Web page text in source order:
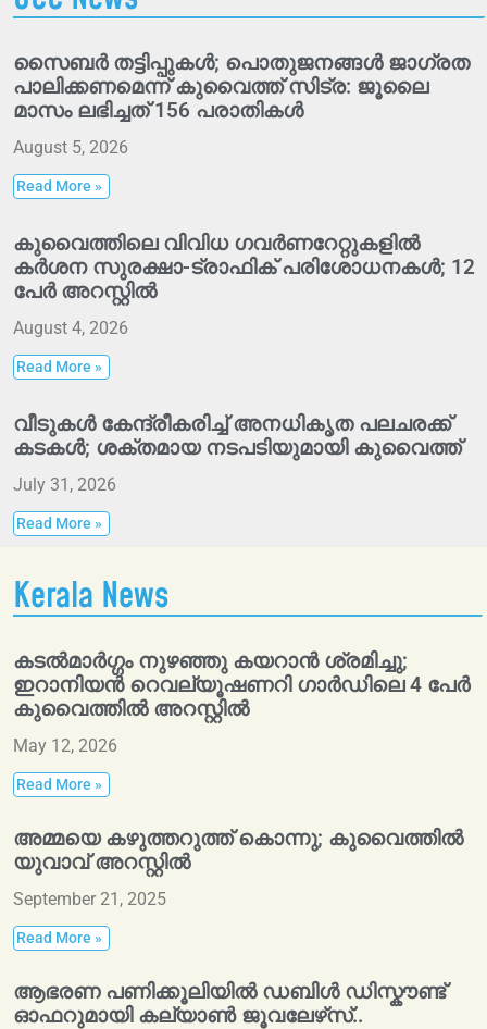
സൈബർ തട്ടിപ്പുകൾ; പൊതുജനങ്ങൾ ജാഗ്രത
പാലിക്കണമെന്ന് കുവൈത്ത് സിട്ര: ജൂലൈ
മാസം ലഭിച്ചത് 156 പരാതികൾ
August 5, 2026
Read More »
കുവൈത്തിലെ വിവിധ ഗവർണറേറ്റുകളിൽ
കർശന സുരക്ഷാ-ട്രാഫിക് പരിശോധനകൾ; 12
പേർ അറസ്റ്റിൽ
August 4, 2026
Read More »
വീടുകൾ കേന്ദ്രീകരിച്ച് അനധികൃത പലചരക്ക്
കടകൾ; ശക്തമായ നടപടിയുമായി കുവൈത്ത്
July 31, 2026
Read More »
Kerala News
കടൽമാർഗ്ഗം നുഴഞ്ഞു കയറാൻ ശ്രമിച്ചു;
ഇറാനിയൻ റെവല്യൂഷണറി ഗാർഡിലെ 4 പേർ
കുവൈത്തിൽ അറസ്റ്റിൽ
May 12, 2026
Read More »
അമ്മയെ കഴുത്തറുത്ത് കൊന്നു; കുവൈത്തിൽ
യുവാവ് അറസ്റ്റിൽ
September 21, 2025
Read More »
ആഭരണ പണിക്കൂലിയിൽ ഡബിൾ ഡിസ്കൗണ്ട്
ഓഫറുമായി കല്യാൺ ജൂവലേഴ്‌സ്..